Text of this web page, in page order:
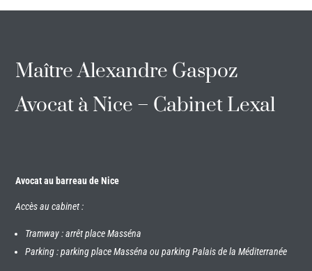
Maître Alexandre Gaspoz
Avocat à Nice – Cabinet Lexal
Avocat au barreau de Nice
Accès au cabinet :
Tramway : arrêt place Masséna
Parking : parking place Masséna ou parking Palais de la Méditerranée